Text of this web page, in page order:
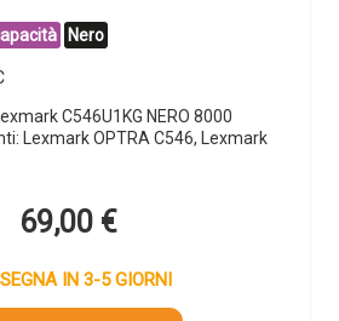
Nero
C546U1KG NERO 8000
Lexmark OPTRA C546, Lexmark
69,00 €
IN 3-5 GIORNI